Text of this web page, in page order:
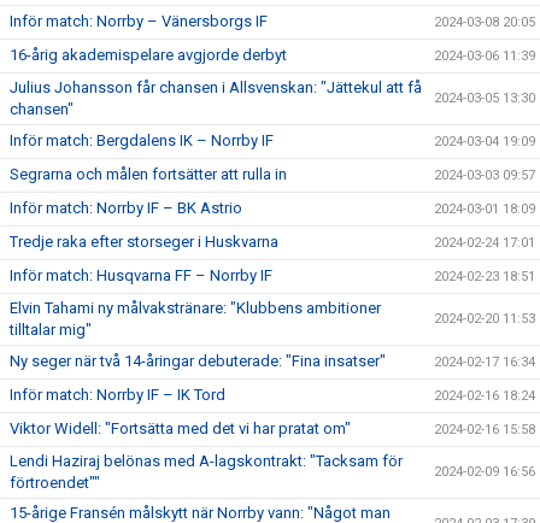
Inför match: Norrby – Vänersborgs IF 2024-03-08 20:05
16-årig akademispelare avgjorde derbyt 2024-03-06 11:39
Julius Johansson får chansen i Allsvenskan: "Jättekul att få
chansen"
2024-03-05 13:30
Inför match: Bergdalens IK – Norrby IF 2024-03-04 19:09
Segrarna och målen fortsätter att rulla in 2024-03-03 09:57
Inför match: Norrby IF – BK Astrio 2024-03-01 18:09
Tredje raka efter storseger i Huskvarna 2024-02-24 17:01
Inför match: Husqvarna FF – Norrby IF 2024-02-23 18:51
Elvin Tahami ny målvakstränare: "Klubbens ambitioner
tilltalar mig"
2024-02-20 11:53
Ny seger när två 14-åringar debuterade: "Fina insatser" 2024-02-17 16:34
Inför match: Norrby IF – IK Tord 2024-02-16 18:24
Viktor Widell: "Fortsätta med det vi har pratat om" 2024-02-16 15:58
Lendi Haziraj belönas med A-lagskontrakt: "Tacksam för
förtroendet""
2024-02-09 16:56
15-årige Fransén målskytt när Norrby vann: "Något man